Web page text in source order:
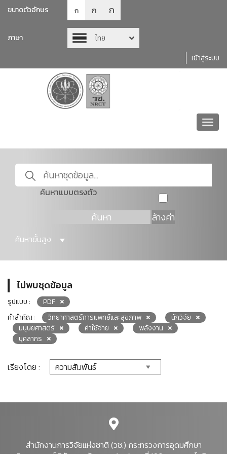
ขนาดตัวอักษร ก ก ก
ภาษา
ไทย
เข้าสู่ระบบ
ค้นหาแบบตรงตัว
ค้นหา ล้างค่า
ค้นหาขั้นสูง
ไม่พบชุดข้อมูล
รูปแบบ :
PDF
คำสำคัญ :
วิทยาศาสตร์การแพทย์และสุขภาพ
นักวิจัย
มนุษยศาสตร์
ค่าใช้จ่าย
พลังงาน
บุคลากร
เรียงโดย :
สำนักงานการวิจัยแห่งชาติ (วช.) กระทรวงการอุดมศึกษา